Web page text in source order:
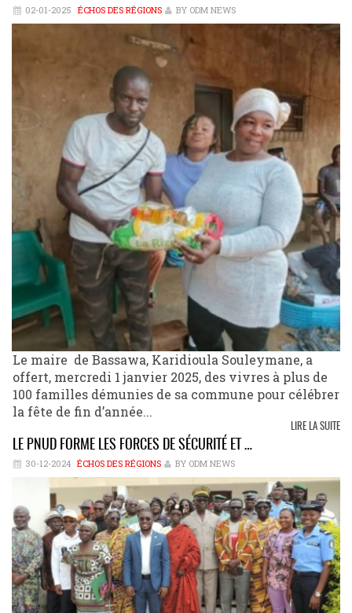
02-01-2025 ÉCHOS DES RÉGIONS BY ODM NEWS
Le maire de Bassawa, Karidioula Souleymane, a
offert, mercredi 1 janvier 2025, des vivres à plus de
100 familles démunies de sa commune pour célébrer
la fête de fin d’année...
LIRE LA SUITE
LE PNUD FORME LES FORCES DE SÉCURITÉ ET …
30-12-2024 ÉCHOS DES RÉGIONS BY ODM NEWS